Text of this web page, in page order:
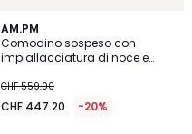
AM.PM
Comodino sospeso con
impiallacciatura di noce e
CHF 559.00
CHF 447.20 -20%
5
/
5